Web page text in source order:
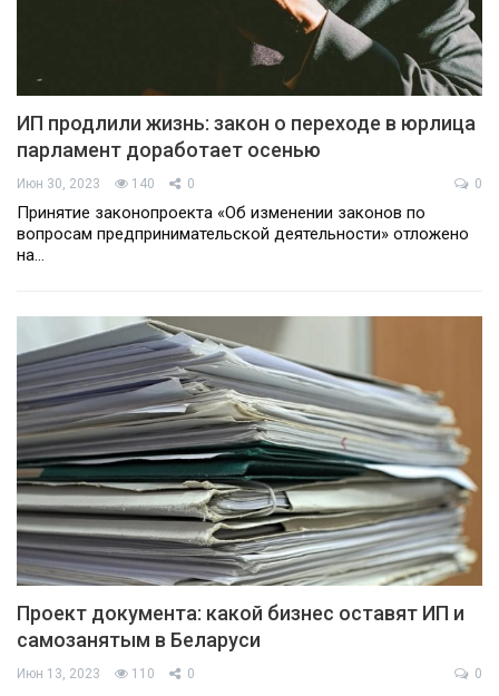
ИП продлили жизнь: закон о переходе в юрлица
парламент доработает осенью
Июн 30, 2023 140 0 0
Принятие законопроекта «Об изменении законов по
вопросам предпринимательской деятельности» отложено
на…
Проект документа: какой бизнес оставят ИП и
самозанятым в Беларуси
Июн 13, 2023 110 0 0